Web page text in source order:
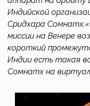
Индийской
Сридхара
миссии на Венере
короткий
Индии есть такая
Сомнатх на